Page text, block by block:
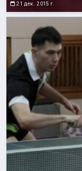
21 дек. 2015 г.